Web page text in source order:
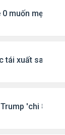
0 muốn mẹ thua
tái xuất sau
'chi 8.5